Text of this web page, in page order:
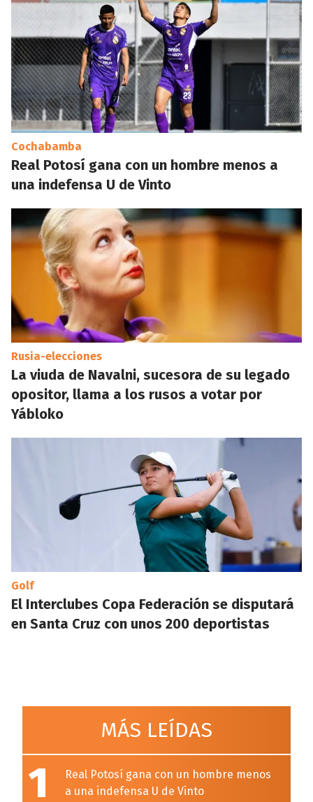
Cochabamba
Real Potosí gana con un hombre menos a
una indefensa U de Vinto
Rusia-elecciones
La viuda de Navalni, sucesora de su legado
opositor, llama a los rusos a votar por
Yábloko
Golf
El Interclubes Copa Federación se disputará
en Santa Cruz con unos 200 deportistas
MÁS LEÍDAS
1
Real Potosí gana con un hombre menos
a una indefensa U de Vinto